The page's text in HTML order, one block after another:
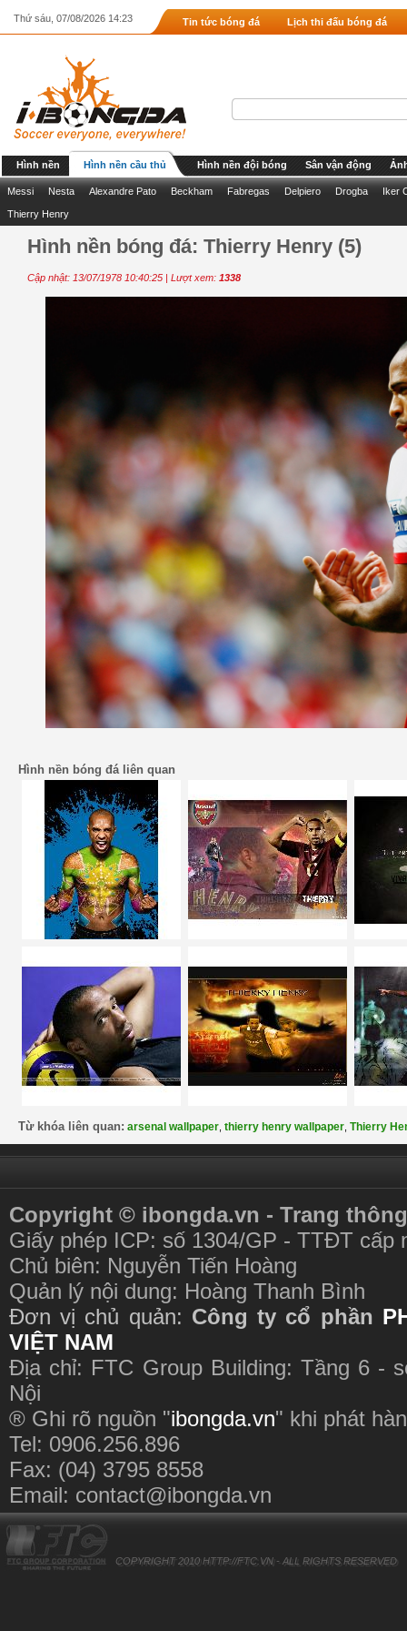
Thứ sáu, 07/08/2026 14:23 Tin tức bóng đá Lịch thi đấu bóng đá
Hình nền Hình nền cầu thủ Hình nền đội bóng Sân vận động
Messi Nesta Alexandre Pato Beckham Fabregas Delpiero Drogba Iker
Thierry Henry
Hình nền bóng đá: Thierry Henry (5)
Cập nhật: 13/07/1978 10:40:25 | Lượt xem: 1338
Hình nền bóng đá liên quan
Từ khóa liên quan: arsenal wallpaper, thierry henry wallpaper, Thierry
Copyright © ibongda.vn - Trang
Giấy phép ICP: số 1304/GP - TTĐT cấp
Chủ biên: Nguyễn Tiến Hoàng
Quản lý nội dung: Hoàng Thanh Bình
Đơn vị chủ quản: Công ty cổ phần
VIỆT NAM
Địa chỉ: FTC Group Building: Tầng 6 -
Nội
® Ghi rõ nguồn "ibongda.vn" khi phát
Tel: 0906.256.896
Fax: (04) 3795 8558
Email: contact@ibongda.vn
COPYRIGHT 2010 HTTP://FTC.VN - ALL RIGHTS RESERVED